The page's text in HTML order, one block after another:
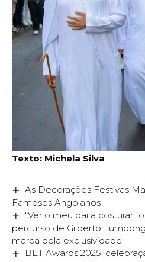
Texto: Michela Silva
As Decorações Festivas
Famosos Angolanos
“Ver o meu pai a costurar
percurso de Gilberto
marca pela exclusividade
BET Awards 2025: